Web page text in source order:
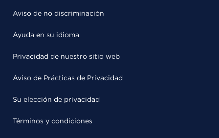
Aviso de no discriminación
Ayuda en su idioma
Privacidad de nuestro sitio web
Aviso de Prácticas de Privacidad
Su elección de privacidad
Términos y condiciones